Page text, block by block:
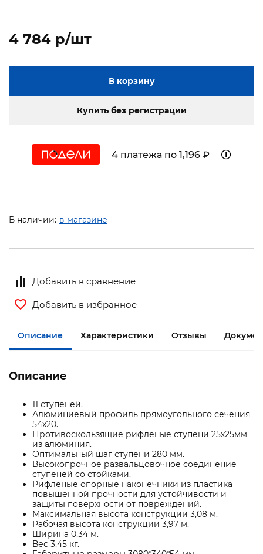
4 784 p/шт
В корзину
Купить без регистрации
4 платежа по 1,196 ₽
В наличии: в магазине
Добавить в сравнение
Добавить в избранное
Описание Характеристики Отзывы
Описание
11 ступеней.
Алюминиевый профиль прямоугольного сечения
54х20.
Противоскользящие рифленые ступени 25х25мм
из алюминия.
Оптимальный шаг ступени 280 мм.
Высокопрочное развальцовочное соединение
ступеней со стойками.
Рифленые опорные наконечники из пластика
повышенной прочности для устойчивости и
защиты поверхности от повреждений.
Максимальная высота конструкции 3,08 м.
Рабочая высота конструкции 3,97 м.
Ширина 0,34 м.
Вес 3,45 кг.